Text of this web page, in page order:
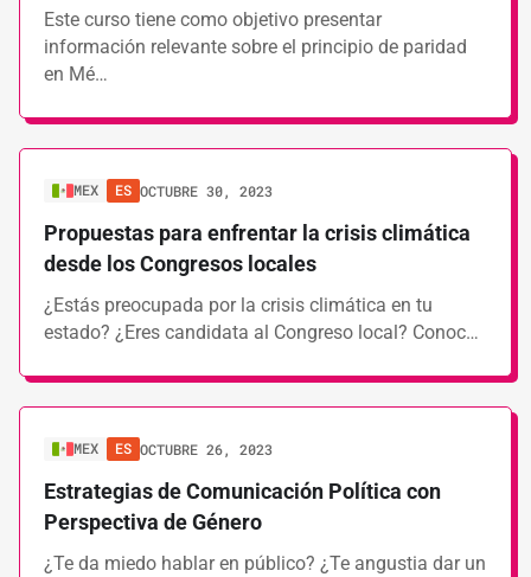
Este curso tiene como objetivo presentar
información relevante sobre el principio de paridad
en Mé…
MEX ES OCTUBRE 30, 2023
Propuestas para enfrentar la crisis climática
desde los Congresos locales
¿Estás preocupada por la crisis climática en tu
estado? ¿Eres candidata al Congreso local? Conoc…
MEX ES OCTUBRE 26, 2023
Estrategias de Comunicación Política con
Perspectiva de Género
¿Te da miedo hablar en público? ¿Te angustia dar un